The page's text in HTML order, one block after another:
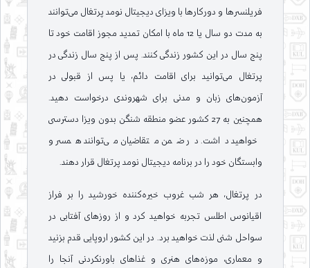
فریلنسرها و دورکارها با ویزای دیجیتال نومد پرتغال می‌توانند
به مدت دو سال یا 12 ماه با امکان تمدید مجوز اقامت خود تا
پنج سال در این کشور زندگی کنند. پس از پنج سال زندگی در
پرتغال می‌توانید برای اقامت دائم، یا پس از قبولی در
آزمون‌های زبان و مدنی برای شهروندی درخواست دهید.
همچنین به 27 کشور عضو منطقه شنگن بدون ویزا دسترسی
خواهید داشت. در ضمن متقاضیان می‌توانند همسر و
وابستگان خود را در برنامه دیجیتال نومد پرتغال قرار دهند.
در پرتغال، هر شب غروب خیره‌کننده خورشید را بر فراز
اقیانوس اطلس تجربه خواهید کرد و از روزهای آفتابی در
سواحل شنی لذت خواهید برد. در این کشور اروپایی قدم بزنید
و معماری، موزه‌های هنری و غذاهای باورنکردنی آنجا را